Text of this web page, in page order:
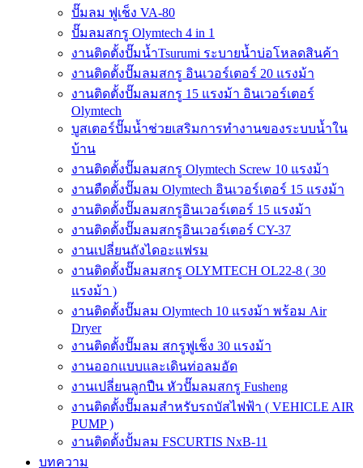
ปั๊มลม ฟูเช็ง VA-80
ปั๊มลมสกรู Olymtech 4 in 1
งานติดตั้งปั๊มน้ำTsurumi ระบายน้ำบ่อโหลดสินค้า
งานติดตั้งปั๊มลมสกรู อินเวอร์เตอร์ 20 แรงม้า
งานติดตั้งปั๊มลมสกรู 15 แรงม้า อินเวอร์เตอร์
Olymtech
บูสเตอร์ปั๊มน้ำช่วยเสริมการทำงานของระบบน้ำใน
บ้าน
งานติดตั้งปั๊มลมสกรู Olymtech Screw 10 แรงม้า
งานตืดตั้งปั๊มลม Olymtech อินเวอร์เตอร์ 15 แรงม้า
งานติดตั้งปั๊มลมสกรูอินเวอร์เตอร์ 15 แรงม้า
งานติดตั้งปั๊มลมสกรูอินเวอร์เตอร์ CY-37
งานเปลี่ยนถังไดอะแฟรม
งานติดตั้งปั๊มลมสกรู OLYMTECH OL22-8 ( 30
แรงม้า )
งานติดตั้งปั๊มลม Olymtech 10 แรงม้า พร้อม Air
Dryer
งานติดตั้งปั๊มลม สกรูฟูเช็ง 30 แรงม้า
งานออกแบบและเดินท่อลมอัด
งานเปลี่ยนลูกปืน หัวปั๊มลมสกรู Fusheng
งานติดตั้งปั๊มลมสำหรับรถบัสไฟฟ้า ( VEHICLE AIR
PUMP )
งานติดตั้งปั้มลม FSCURTIS NxB-11
บทความ